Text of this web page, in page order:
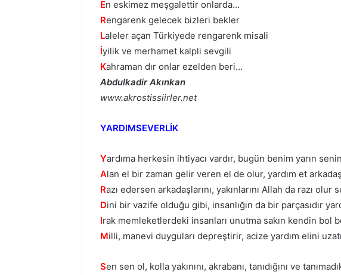
En eskimez meşgalettir onlarda…
Rengarenk gelecek bizleri bekler
Laleler açan Türkiyede rengarenk misali
İyilik ve merhamet kalpli sevgili
Kahraman dır onlar ezelden beri…
Abdulkadir Akınkan
www.akrostissiirler.net
YARDIMSEVERLİK
Yardıma herkesin ihtiyacı vardır, bugün benim yarın
Alan el bir zaman gelir veren el de olur, yardım et
Razı edersen arkadaşlarını, yakınlarını Allah da razı olur
Dini bir vazife olduğu gibi, insanlığın da bir parçasıdır
Irak memleketlerdeki insanları unutma sakın kendin bol
Milli, manevi duyguları depreştirir, acize yardım elini
Sen sen ol, kolla yakınını, akrabanı, tanıdığını ve